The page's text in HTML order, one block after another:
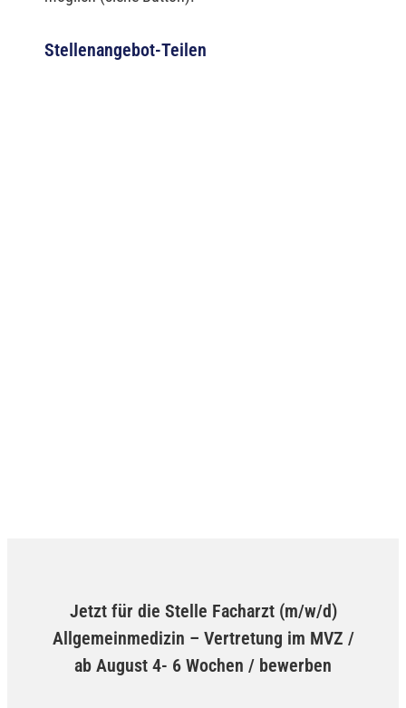
Stellenangebot-Teilen
Jetzt für die Stelle Facharzt (m/w/d)
Allgemeinmedizin – Vertretung im MVZ /
ab August 4- 6 Wochen / bewerben